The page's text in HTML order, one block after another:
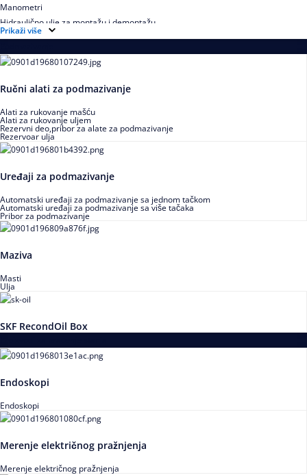
Manometri
Hidraulično ulje za montažu i demontažu
Prikaži više
Ručni alati za podmazivanje
Alati za rukovanje mašću
Alati za rukovanje uljem
Rezervni deo,pribor za alate za podmazivanje
Rezervoar ulja
Uređaji za podmazivanje
Automatski uređaji za podmazivanje sa jednom tačkom
Automatski uređaji za podmazivanje sa više tačaka
Pribor za podmazivanje
Maziva
Masti
Ulja
SKF RecondOil Box
Endoskopi
Endoskopi
Merenje električnog pražnjenja
Merenje električnog pražnjenja